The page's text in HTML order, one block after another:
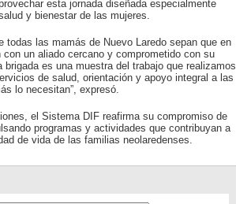
esta jornada diseñada especialmente
y bienestar de las mujeres.
todas las mamás de Nuevo Laredo sepan que en
con un aliado cercano y comprometido con su
brigada es una muestra del trabajo que realizamos
de salud, orientación y apoyo integral a las
lo necesitan”, expresó.
el Sistema DIF reafirma su compromiso de
programas y actividades que contribuyan a
de vida de las familias neolaredenses.